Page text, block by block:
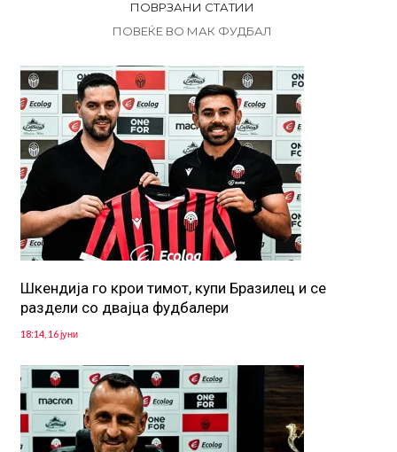
ПОВРЗАНИ СТАТИИ
ПОВЕЌЕ ВО МАК ФУДБАЛ
Шкендија го крои тимот, купи Бразилец и се
раздели со двајца фудбалери
18:14, 16 јуни